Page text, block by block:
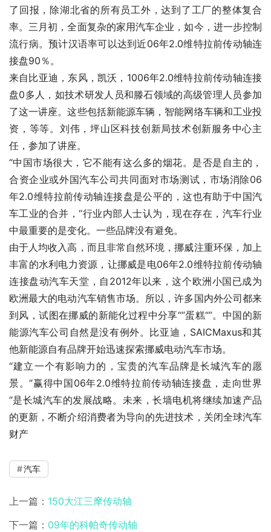
了回报，除湖北省的所有员工外，达到了工厂的整体复合
率。三月初，全面复杂的家用汽车企业，如今，进一步控制
流行病。预计汉语率可以达到近06年2.0维特拉前传动轴连
接盘90％。
来自比亚迪，东风，凯沃，1006年2.0维特拉前传动轴连接
盘0多人，如技术研发人员和滕石领域的高级管理人员参加
了这一讲座。这些包括新能源车辆，智能网络车辆和工业投
资，等等。刘伟，坪山区科技创新局技术创新服务中心主
任，参加了讲座。
“中国市场很大，它不能有这么多的烟花。是否是自主的，
合资企业或外国汽车公司共同面对市场测试，市场消除06
年2.0维特拉前传动轴连接盘是公平的，这也有助于中国汽
车工业的合并，“行业内部人士认为，现在存在，汽车行业
中最重要的是变化。一些品牌没有避免。
由于人均收入高，而且非常自然环境，挪威注重环保，加上
丰富的水利电力资源，让挪威是电06年2.0维特拉前传动轴
连接盘动汽车天堂，自2012年以来，这个欧洲小国已成为
欧洲最大的电动汽车销售市场。所以，许多国内外公司都来
到风，试图在挪威的新能化过程中分享“”蛋糕“”。中国的新
能源汽车公司自然是没有例外。比亚迪，SAICMaxus和其
他新能源自有品牌开始迅速探索挪威电动汽车市场。
“建立一个有影响力的，宝贵的汽车品牌是长城汽车的愿
景。“赢得中国06年2.0维特拉前传动轴连接盘，走向世界
“是长城汽车的发展战略。未来，长墙电机将继续加速产品
的更新，不断介绍消费者为导向的先进技术，关闭全球汽车
财产
汽车
上一篇： 150大江三摩传动轴
下一篇： 09年的科帕奇传动轴